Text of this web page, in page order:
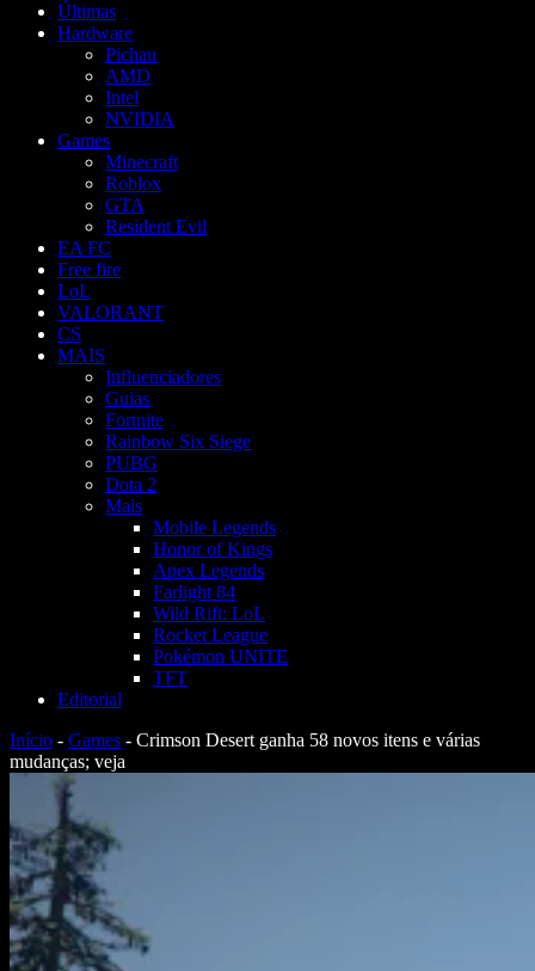
Últimas
Hardware
Pichau
AMD
Intel
NVIDIA
Games
Minecraft
Roblox
GTA
Resident Evil
EA FC
Free fire
LoL
VALORANT
CS
MAIS
Influenciadores
Guias
Fortnite
Rainbow Six Siege
PUBG
Dota 2
Mais
Mobile Legends
Honor of Kings
Apex Legends
Farlight 84
Wild Rift: LoL
Rocket League
Pokémon UNITE
TFT
Editorial
Início - Games - Crimson Desert ganha 58 novos itens e várias
mudanças; veja